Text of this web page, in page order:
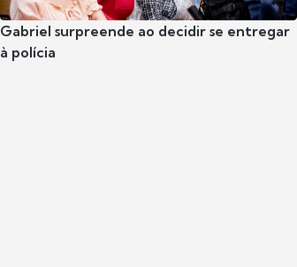
Gabriel surpreende ao decidir se entregar
à polícia